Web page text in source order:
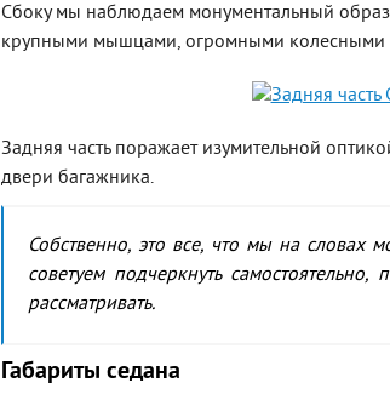
Сбоку мы наблюдаем монументальный
крупными мышцами, огромными
Задняя часть поражает изумительной
двери багажника.
Собственно, это все, что мы на словах
советуем подчеркнуть
рассматривать.
Габариты седана